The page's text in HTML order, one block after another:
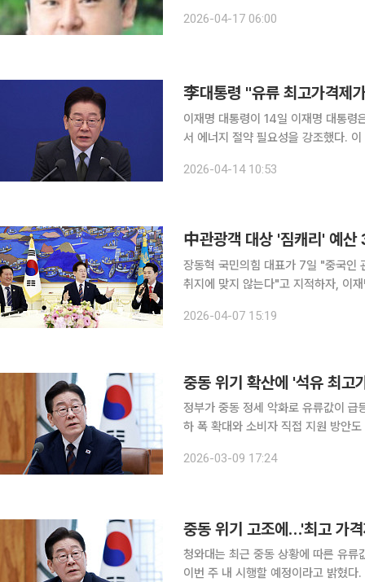
이 정상화된 가장 낙관적인 시나리오
2026-04-17 06:00
李대통령 "유류 최고가격제
이재명 대통령이 14일 이재명 대통령은 14일 석유 최고가격제와 관련해 "세금이 들어가고 있다"면
서 에너지 절약 필요성을 강조했다. 이 대통령은 이날 오전 청와대에서 열린 국무회의에서 "석유 최
다. 이 대통령은 "(석유 최고가격제
2026-04-14 10:53
中관광객 대상 '짐캐리' 예
장동혁 국민의힘 대표가 7일 "중국인
취지에 맞지 않는다"고 지적하자, 이
미국·이스라엘과 이란 간 전쟁으로 인
2026-04-07 15:19
중동 위기 확산에 '석유 최
정부가 중동 정세 악화로 유류값이 급
하 폭 확대와 소비자 직접 지원 방안
2026-03-09 17:24
청와대는 최근 중동 상황에 따른 유
이번 주 내 시행할 예정이라고 밝혔